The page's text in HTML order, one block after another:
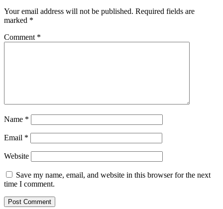
Your email address will not be published. Required fields are
marked *
Comment *
Name *
Email *
Website
Save my name, email, and website in this browser for the next
time I comment.